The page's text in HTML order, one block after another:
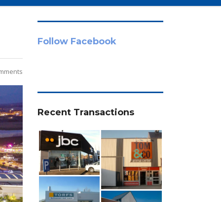
Follow Facebook
Recent Transactions